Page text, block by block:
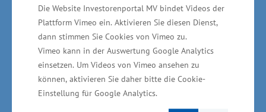
Die Website Investorenportal MV bindet Videos der
Plattform Vimeo ein. Aktivieren Sie diesen Dienst,
dann stimmen Sie Cookies von Vimeo zu.
Vimeo kann in der Auswertung Google Analytics
einsetzen. Um Videos von Vimeo ansehen zu
können, aktivieren Sie daher bitte die Cookie-
Einstellung für Google Analytics.
Datenmengen kann die Diagnostik
entscheidend verbessern. Wir gehen dazu in
Mecklenburg-Vorpommern neue Wege in der
regionalen Versorgung – über Pilotprojekte in
den Bereichen e-Health und Telemedizin. Wir
müssen noch stärker an